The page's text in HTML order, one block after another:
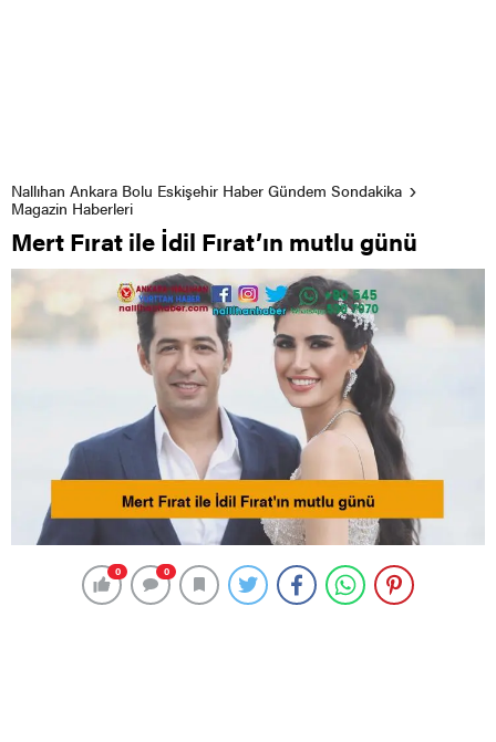
Nallıhan Ankara Bolu Eskişehir Haber Gündem Sondakika
Magazin Haberleri
Mert Fırat ile İdil Fırat’ın mutlu günü
0 0